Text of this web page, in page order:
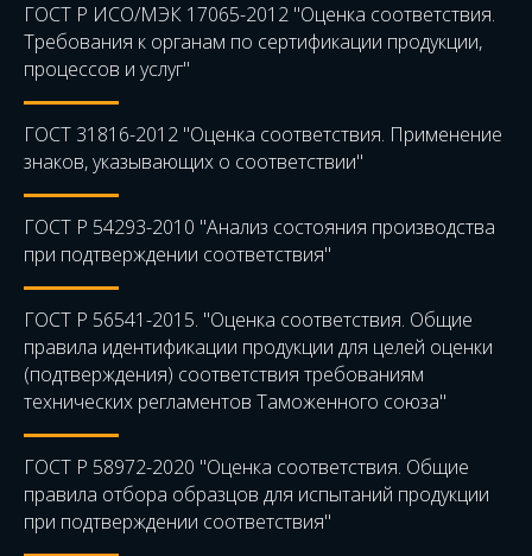
ГОСТ Р ИСО/МЭК 17065-2012 "Оценка соответствия.
Требования к органам по сертификации продукции,
процессов и услуг"
ГОСТ 31816-2012 "Оценка соответствия. Применение
знаков, указывающих о соответствии"
ГОСТ Р 54293-2010 "Анализ состояния производства
при подтверждении соответствия"
ГОСТ Р 56541-2015. "Оценка соответствия. Общие
правила идентификации продукции для целей оценки
(подтверждения) соответствия требованиям
технических регламентов Таможенного союза"
ГОСТ Р 58972-2020 "Оценка соответствия. Общие
правила отбора образцов для испытаний продукции
при подтверждении соответствия"